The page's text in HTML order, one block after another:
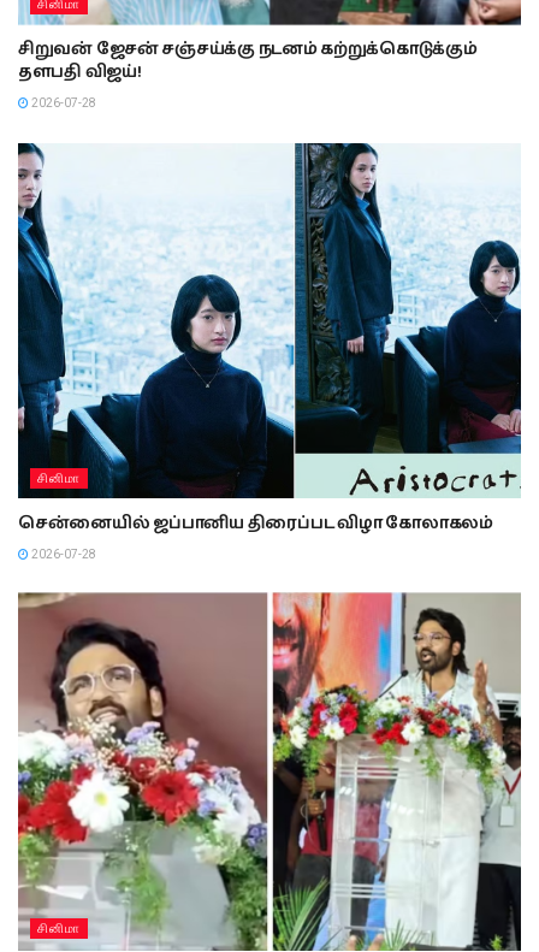
சினிமா
சிறுவன் ஜேசன் சஞ்சய்க்கு நடனம் கற்றுக்கொடுக்கும்
தளபதி விஜய்!
2026-07-28
சினிமா
சென்னையில் ஜப்பானிய திரைப்பட விழா கோலாகலம்
2026-07-28
சினிமா